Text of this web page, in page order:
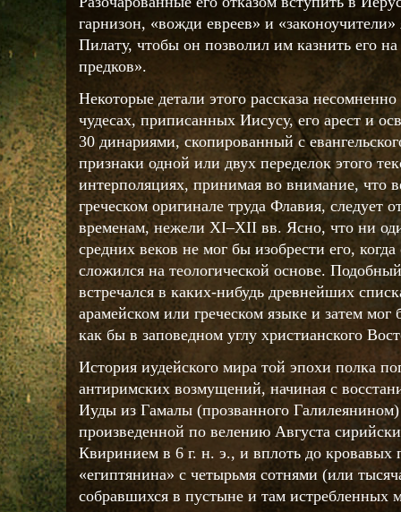
гарнизон, «вожди евреев» и
Пилату, чтобы он позволил им казнить его на
предков».
Некоторые детали этого рассказа
чудесах, приписанных Иисусу, его арест и
30 динариями, скопированный с
признаки одной или двух переделок этого
интерполяциях, принимая во внимание, что
греческом оригинале труда Флавия, следует
временам, нежели XI–XII вв. Ясно, что ни
средних веков не мог бы изобрести его,
сложился на теологической основе.
встречался в каких-нибудь древнейших
арамейском или греческом языке и затем мог
как бы в заповедном углу христианского
История иудейского мира той эпохи полка
антиримских возмущений, начиная с
Иуды из Гамалы (прозванного
произведенной по велению Августа
Квиринием в 6 г. н. э., и вплоть до
«египтянина» с четырьмя сотнями (или
собравшихся в пустыне и там истребленных